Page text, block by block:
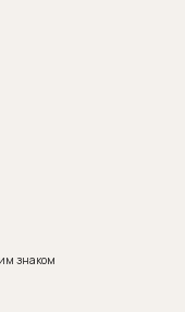
знаком